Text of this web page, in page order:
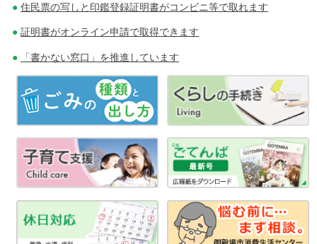
ー
シ
ョ
住民票の写しと印鑑登録証明書がコンビニ等で取れます
証明書がオンライン申請で取得できます
「書かない窓口」を推進しています